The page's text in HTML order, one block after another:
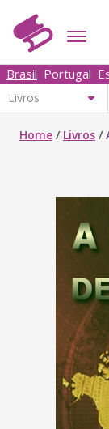
Brasil Portugal
Home / Livros /